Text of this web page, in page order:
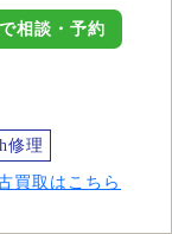
相談・予約
修理
買取はこちら